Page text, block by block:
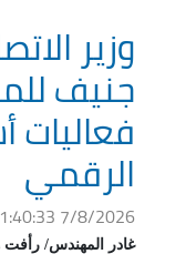
وزير
جنيف
الرقمي
7/8/2026 11:40:33 AM
غادر المهندس/ رأفت